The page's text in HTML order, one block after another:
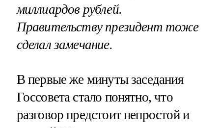
миллиардов рублей.
Правительству президент тоже
сделал замечание.
В первые же минуты заседания
Госсовета стало понятно, что
разговор предстоит непростой и